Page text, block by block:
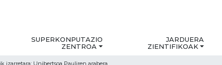
SUPERKONPUTAZIO
ZENTROA
JARDUERA
ZIENTIFIKOAK